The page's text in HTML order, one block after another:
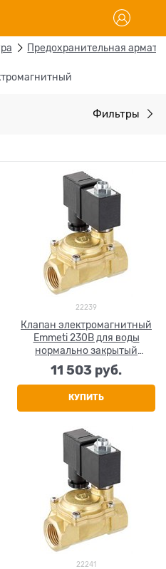
Предохранительная
Фильтры
22239
Клапан электромагнитный
Emmeti 230В для воды
нормально закрытый
(открытие по сигналу) 3/4"
11 503 руб.
КУПИТЬ
22241